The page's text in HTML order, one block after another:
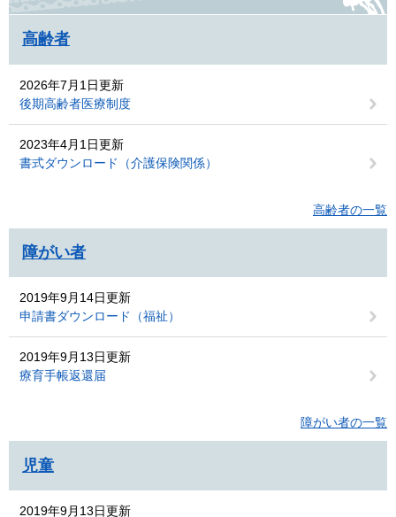
高齢者
2026年7月1日更新
後期高齢者医療制度
2023年4月1日更新
書式ダウンロード（介護保険関係）
高齢者の一覧
障がい者
2019年9月14日更新
申請書ダウンロード（福祉）
2019年9月13日更新
療育手帳返還届
障がい者の一覧
児童
2019年9月13日更新